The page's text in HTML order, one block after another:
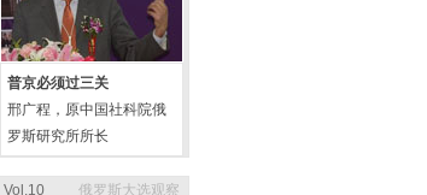
普京必须过三关
邢广程，原中国社科院俄
罗斯研究所所长
俄罗斯大选观察
Vol.10